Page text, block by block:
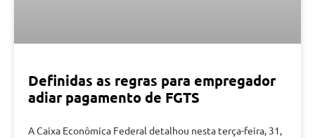
Definidas as regras para empregador
adiar pagamento de FGTS
A Caixa Econômica Federal detalhou nesta terça-feira, 31,